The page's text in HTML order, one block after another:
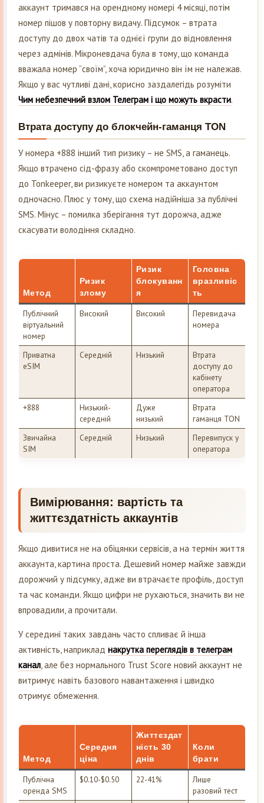
аккаунт тримався на орендному номері 4 місяці, потім
номер пішов у повторну видачу. Підсумок – втрата
доступу до двох чатів та однієї групи до відновлення
через адмінів. Мікроневдача була в тому, що команда
вважала номер “своїм”, хоча юридично він їм не належав.
Якщо у вас чутливі дані, корисно заздалегідь розуміти
Чим небезпечний взлом Телеграм і що можуть вкрасти.
Втрата доступу до блокчейн-гаманця TON
У номера +888 інший тип ризику – не SMS, а гаманець.
Якщо втрачено сід-фразу або скомпрометовано доступ
до Tonkeeper, ви ризикуєте номером та аккаунтом
одночасно. Плюс у тому, що схема надійніша за публічні
SMS. Мінус – помилка зберігання тут дорожча, адже
скасувати володіння складно.
Метод
Ризик
злому
Ризик
блокуванн
я
Головна
вразливіс
ть
Публічний
віртуальний
номер
Високий Високий
Перевидача
номера
Приватна
eSIM
Середній Низький
Втрата
доступу до
кабінету
оператора
+888
Низький-
середній
Дуже
низький
Втрата
гаманця TON
Звичайна
SIM
Середній Низький
Перевипуск у
оператора
Вимірювання: вартість та
життєздатність аккаунтів
Якщо дивитися не на обіцянки сервісів, а на термін життя
аккаунта, картина проста. Дешевий номер майже завжди
дорожчий у підсумку, адже ви втрачаєте профіль, доступ
та час команди. Якщо цифри не рухаються, значить ви не
впровадили, а прочитали.
У середині таких завдань часто спливає й інша
активність, наприклад накрутка переглядів в телеграм
канал , але без нормального Trust Score новий аккаунт не
витримує навіть базового навантаження і швидко
отримує обмеження.
Метод
Середня
ціна
Життєздат
ність 30
днів
Коли
брати
Публічна
оренда SMS
$0.10-$0.50 22-41%
Лише
разовий тест